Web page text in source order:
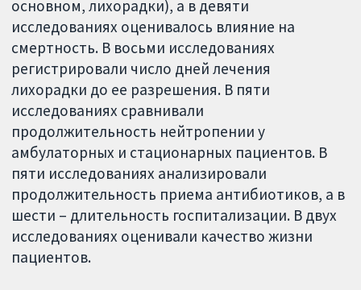
основном, лихорадки), а в девяти
исследованиях оценивалось влияние на
смертность. В восьми исследованиях
регистрировали число дней лечения
лихорадки до ее разрешения. В пяти
исследованиях сравнивали
продолжительность нейтропении у
амбулаторных и стационарных пациентов. В
пяти исследованиях анализировали
продолжительность приема антибиотиков, а в
шести – длительность госпитализации. В двух
исследованиях оценивали качество жизни
пациентов.